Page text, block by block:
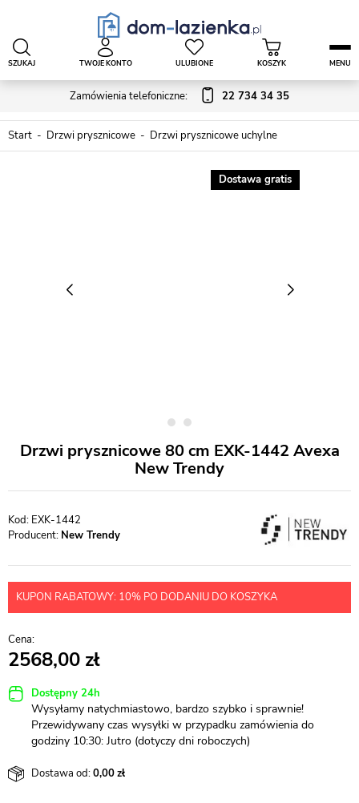
Zamówienia telefoniczne: 22 734 34 35
SZUKAJ TWOJE KONTO ULUBIONE KOSZYK MENU
Start Drzwi prysznicowe Drzwi prysznicowe uchylne
Dostawa gratis
Drzwi prysznicowe 80 cm EXK-1442 Avexa
New Trendy
EXK-1442
Producent: New Trendy
KUPON RABATOWY: 10% PO DODANIU DO KOSZYKA
2568,00
Dostępny 24h
Wysyłamy natychmiastowo, bardzo szybko i sprawnie!
Przewidywany czas wysyłki w przypadku zamówienia do
godziny 10:30: Jutro (dotyczy dni roboczych)
Dostawa od:0,00